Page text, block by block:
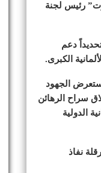
“مايكل روت” رئيس لجنة
دعم
الكبرى.
الجهود
سراح الرهائن
الدولية
نفاذ